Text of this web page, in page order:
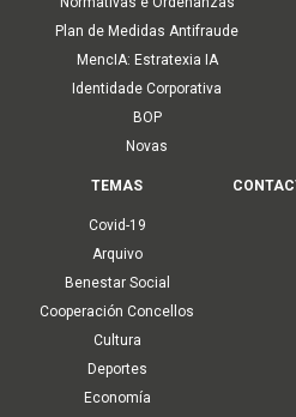
Plan de Medidas Antifraude
MencIA: Estratexia IA
Identidade Corporativa
BOP
Novas
TEMAS
Covid-19
Arquivo
Benestar Social
Cooperación Concellos
Cultura
Deportes
Economía